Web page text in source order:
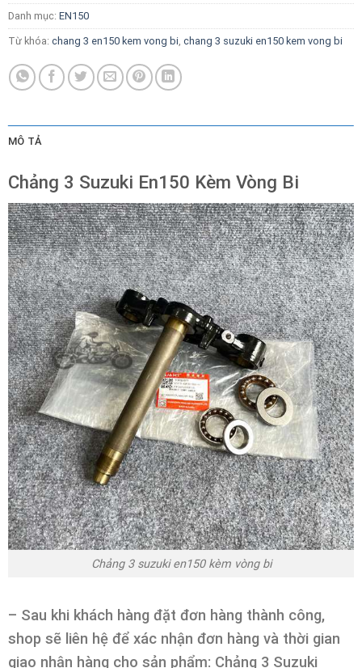
Danh mục: EN150
Từ khóa: chang 3 en150 kem vong bi, chang 3 suzuki en150 kem vong bi
MÔ TẢ
Chảng 3 Suzuki En150 Kèm Vòng Bi
Chảng 3 suzuki en150 kèm vòng bi
– Sau khi khách hàng đặt đơn hàng thành công,
shop sẽ liên hệ để xác nhận đơn hàng và thời gian
giao nhận hàng cho sản phẩm: Chảng 3 Suzuki